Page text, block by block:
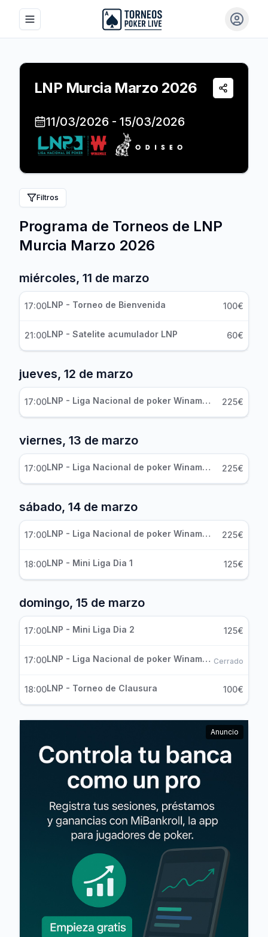
Toggle navigation menu Iniciar
LNP Murcia Marzo 2026 Compartir
11/03/2026 - 15/03/2026
Filtros
Programa de Torneos de LNP
Murcia Marzo 2026
miércoles, 11 de marzo
17:00LNP - Torneo de Bienvenida 100€
21:00LNP - Satelite acumulador LNP 60€
jueves, 12 de marzo
17:00 LNP - Liga Nacional de poker Winamax - Dia 1A 225€
viernes, 13 de marzo
17:00 LNP - Liga Nacional de poker Winamax - Dia 1B 225€
sábado, 14 de marzo
17:00 LNP - Liga Nacional de poker Winamax - Dia 2 225€
18:00LNP - Mini Liga Dia 1 125€
domingo, 15 de marzo
17:00LNP - Mini Liga Dia 2 125€
17:00 LNP - Liga Nacional de poker Winamax - Dia 3 Cerrado
18:00LNP - Torneo de Clausura 100€
Anuncio